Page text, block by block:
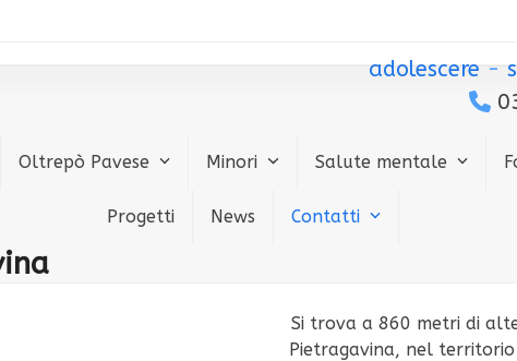
adolescere -
Oltrepò Pavese Minori Salute mentale
Progetti News Contatti
Si trova a 860 metri di
Pietragavina, nel